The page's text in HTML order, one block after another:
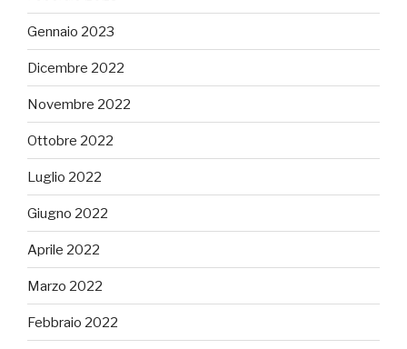
Gennaio 2023
Dicembre 2022
Novembre 2022
Ottobre 2022
Luglio 2022
Giugno 2022
Aprile 2022
Marzo 2022
Febbraio 2022